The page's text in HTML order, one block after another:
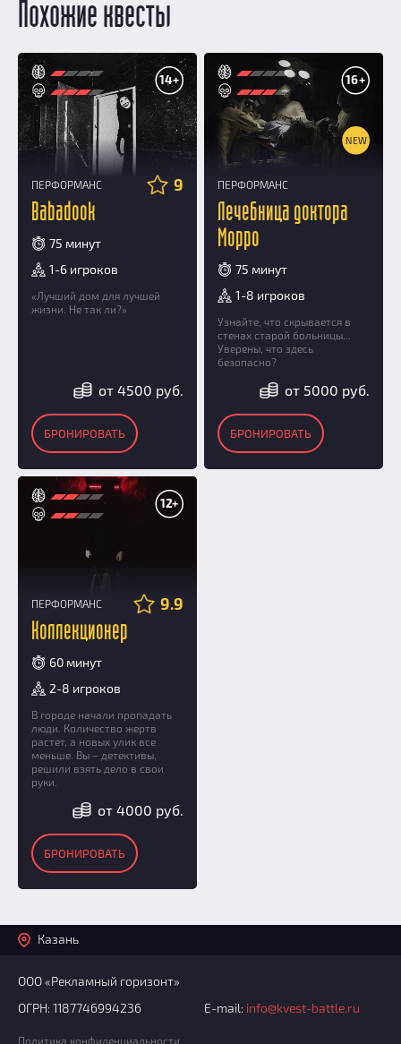
Похожие квесты
14+
ПЕРФОРМАНС 9
Babadook
75 минут
1-6 игроков
«Лучший дом для лучшей
жизни. Не так ли?»
от 4500 руб.
БРОНИРОВАТЬ
16+
NEW
ПЕРФОРМАНС
Лечебница доктора
Морро
75 минут
1-8 игроков
Узнайте, что скрывается в
стенах старой больницы...
Уверены, что здесь
безопасно?
от 5000 руб.
БРОНИРОВАТЬ
12+
ПЕРФОРМАНС 9.9
Коллекционер
60 минут
2-8 игроков
В городе начали пропадать
люди. Количество жертв
растет, а новых улик все
меньше. Вы – детективы,
решили взять дело в свои
руки.
от 4000 руб.
БРОНИРОВАТЬ
Казань
ООО «Рекламный горизонт»
ОГРН: 1187746994236
E-mail: info@kvest-battle.ru
Политика конфиденциальности